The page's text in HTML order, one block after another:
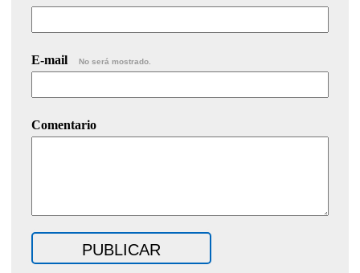
E-mail No será mostrado.
Comentario